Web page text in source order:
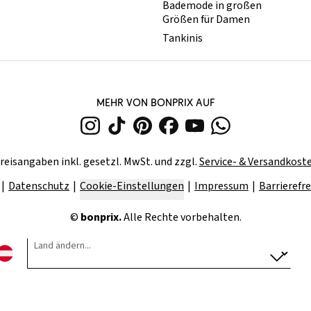
Bademode in großen
Größen für Damen
Tankinis
MEHR VON BONPRIX AUF
inkl. gesetzl. MwSt. und zzgl.Service- &
Datenschutz Cookie-Einstellungen Impressum
© bonprix.Alle Rechte vorbehalten.
Land ändern...